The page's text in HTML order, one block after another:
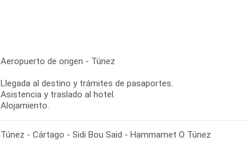
Aeropuerto de origen - Túnez
Llegada al destino y trámites de pasaportes.
Asistencia y traslado al hotel.
Alojamiento.
Túnez - Cártago - Sidi Bou Said - Hammamet O Túnez